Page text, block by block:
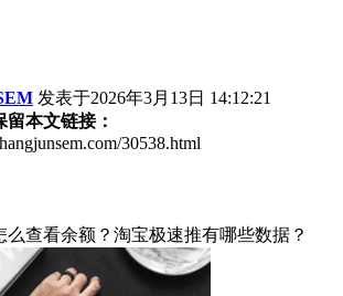
发表于2026年3月13日 14:12:21
本文链接：
30538.html
么查看余额？淘宝极速推有哪些数据？